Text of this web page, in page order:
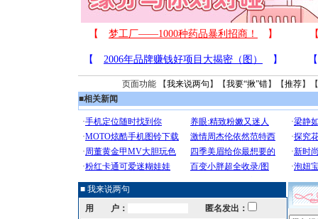
页面功能 【我来说两句 】【我要“揪”错】【推荐】
■相关新闻
■ 我来说两句
用 户：
匿名发出：